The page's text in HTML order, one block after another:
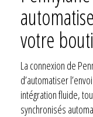
votre
La connexion de
d’automatiser
intégration fluide,
synchronisés